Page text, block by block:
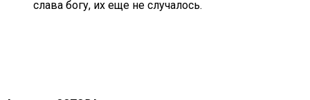
слава богу, их еще не случалось.